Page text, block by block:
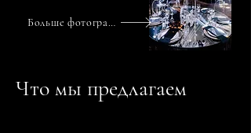
Больше фотографий
Что мы предлагаем